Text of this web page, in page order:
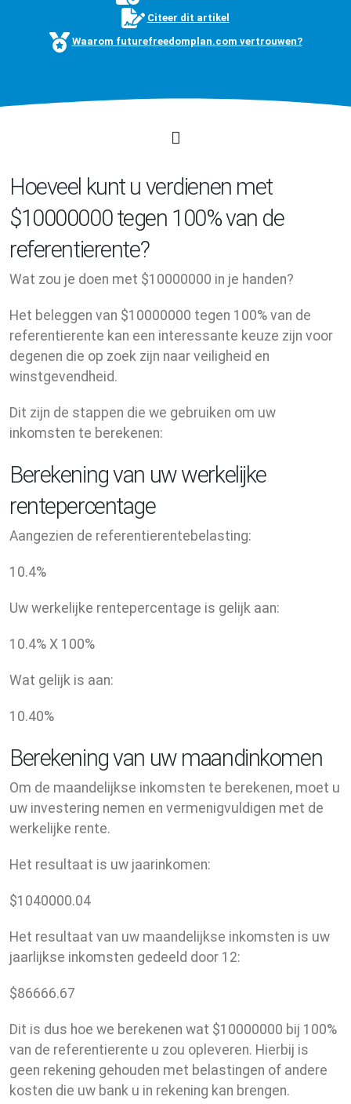
Citeer dit artikel
Waarom futurefreedomplan.com vertrouwen?
Hoeveel kunt u verdienen met
$10000000 tegen 100% van de
referentierente?
Wat zou je doen met $10000000 in je handen?
Het beleggen van $10000000 tegen 100% van de
referentierente kan een interessante keuze zijn voor
degenen die op zoek zijn naar veiligheid en
winstgevendheid.
Dit zijn de stappen die we gebruiken om uw
inkomsten te berekenen:
Berekening van uw werkelijke
rentepercentage
Aangezien de referentierentebelasting:
10.4%
Uw werkelijke rentepercentage is gelijk aan:
10.4% X 100%
Wat gelijk is aan:
10.40%
Berekening van uw maandinkomen
Om de maandelijkse inkomsten te berekenen, moet u
uw investering nemen en vermenigvuldigen met de
werkelijke rente.
Het resultaat is uw jaarinkomen:
$1040000.04
Het resultaat van uw maandelijkse inkomsten is uw
jaarlijkse inkomsten gedeeld door 12:
$86666.67
Dit is dus hoe we berekenen wat $10000000 bij 100%
van de referentierente u zou opleveren. Hierbij is
geen rekening gehouden met belastingen of andere
kosten die uw bank u in rekening kan brengen.